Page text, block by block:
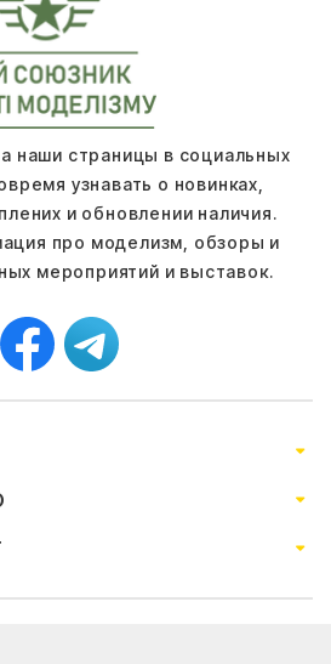
наши страницы в социальных
узнавать о новинках,
и обновлении наличия.
про моделизм, обзоры и
мероприятий и выставок.